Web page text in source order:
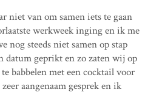
niet van om samen iets te gaan
werkweek inging en ik me
nog steeds niet samen op stap
datum geprikt en zo zaten wij op
babbelen met een cocktail voor
aangenaam gesprek en ik